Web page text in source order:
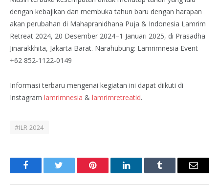
dengan kebajikan dan membuka tahun baru dengan harapan
akan perubahan di Mahapranidhana Puja & Indonesia Lamrim
Retreat 2024, 20 Desember 2024–1 Januari 2025, di Prasadha
Jinarakkhita, Jakarta Barat. Narahubung: Lamrimnesia Event
+62 852-1122-0149
Informasi terbaru mengenai kegiatan ini dapat diikuti di
Instagram lamrimnesia & lamrimretreatid.
#ILR 2024
FacebookTwitter Pinterest LinkedInTumblr Email